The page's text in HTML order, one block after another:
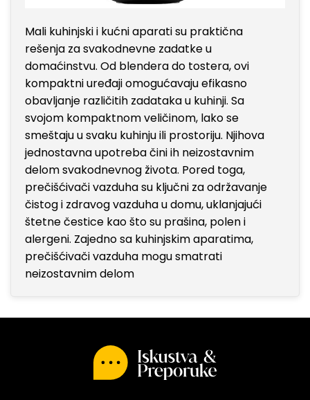
Mali kuhinjski i kućni aparati su praktična
rešenja za svakodnevne zadatke u
domaćinstvu. Od blendera do tostera, ovi
kompaktni uređaji omogućavaju efikasno
obavljanje različitih zadataka u kuhinji. Sa
svojom kompaktnom veličinom, lako se
smeštaju u svaku kuhinju ili prostoriju. Njihova
jednostavna upotreba čini ih neizostavnim
delom svakodnevnog života. Pored toga,
prečišćivači vazduha su ključni za održavanje
čistog i zdravog vazduha u domu, uklanjajući
štetne čestice kao što su prašina, polen i
alergeni. Zajedno sa kuhinjskim aparatima,
prečišćivači vazduha mogu smatrati
neizostavnim delom